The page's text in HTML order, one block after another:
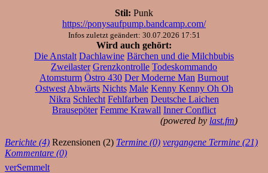
Stil: Punk
https://ponysaufpump.bandcamp.com/
Infos zuletzt geändert: 30.07.2026 17:51
Wird auch gehört:
Die Anstalt Dachlawine Bärchen und die Milchbubis
Zweilaster Grenzkontrolle Todeskommando
Atomsturm Östro 430 Der Moderne Man Burnout
Ostwest Abwärts Nichts Male Kenny Kenny Oh Oh
Nikra Schlecht Fehlfarben Deutsche Laichen
Brausepöter Femme Krawall Inner Conflict
(powered by last.fm)
Berichte (4) Rezensionen (2) Termine (0) vergangene Termine (21)
Kommentare (0)
verSemmelt